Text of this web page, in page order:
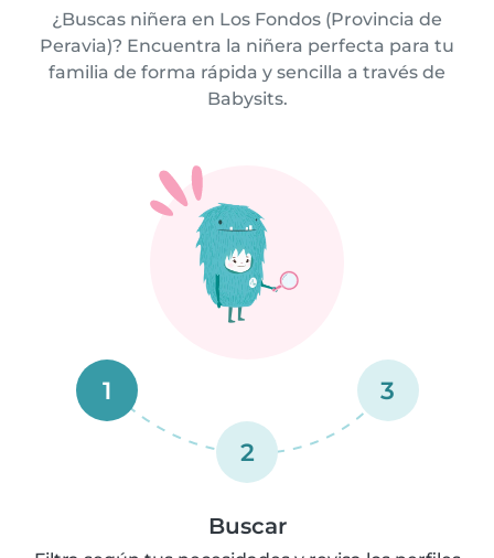
¿Buscas niñera en Los Fondos (Provincia de
Peravia)? Encuentra la niñera perfecta para tu
familia de forma rápida y sencilla a través de
Babysits.
1
2
3
Buscar